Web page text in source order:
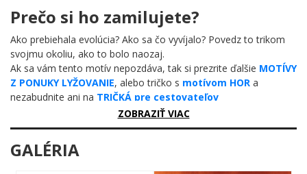
Prečo si ho zamilujete?
Ako prebiehala evolúcia? Ako sa čo vyvíjalo? Povedz to trikom
svojmu okoliu, ako to bolo naozaj.
Ak sa vám tento motív nepozdáva, tak si prezrite ďalšie MOTÍVY
Z PONUKY LYŽOVANIE, alebo tričko s motívom HOR a
nezabudnite ani na TRIČKÁ pre cestovateľov
ZOBRAZIŤ VIAC
GALÉRIA